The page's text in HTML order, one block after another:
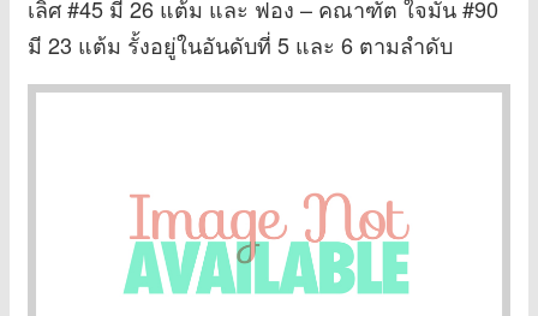
เลิศ #45 มี 26 แต้ม และ ฟอง – คณาฑัต ใจมั่น #90
มี 23 แต้ม รั้งอยู่ในอันดับที่ 5 และ 6 ตามลำดับ